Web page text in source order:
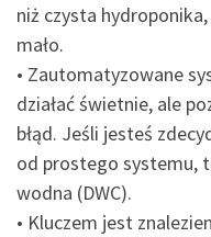
niż czysta
mało.
• Zautomatyzowane
działać świetnie, ale
błąd. Jeśli jesteś
od prostego systemu,
wodna (DWC).
• Kluczem jest